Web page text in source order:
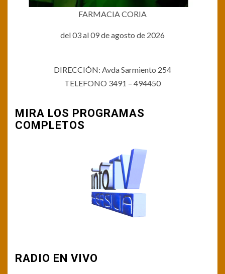
FARMACIA CORIA
del 03 al 09 de agosto de 2026
DIRECCIÓN: Avda Sarmiento 254
TELEFONO 3491 – 494450
MIRA LOS PROGRAMAS
COMPLETOS
RADIO EN VIVO